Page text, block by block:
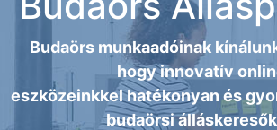
Budaörs munkaadóinak
hogy innovatív
eszközeinkkel hatékonyan és
budaörsi